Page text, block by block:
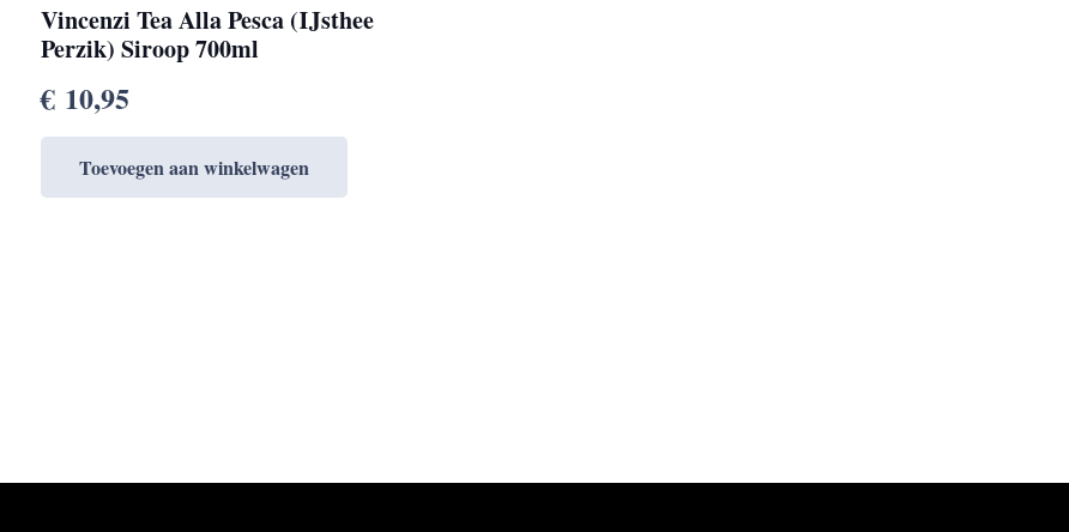
Vincenzi Tea Alla Pesca (IJsthee
Perzik) Siroop 700ml
€10,95
Toevoegen aan winkelwagen